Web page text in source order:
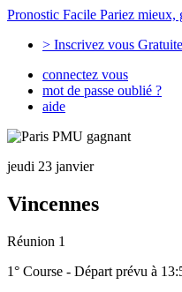
Pronostic Facile Pariez mieux,
> Inscrivez vous
connectez vous
mot de passe oublié ?
aide
jeudi 23 janvier
Vincennes
Réunion 1
1° Course - Départ prévu à